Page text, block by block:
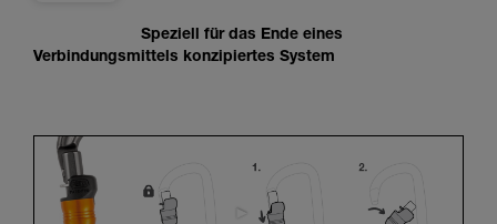
Speziell für das Ende eines
Verbindungsmittels konzipiertes System